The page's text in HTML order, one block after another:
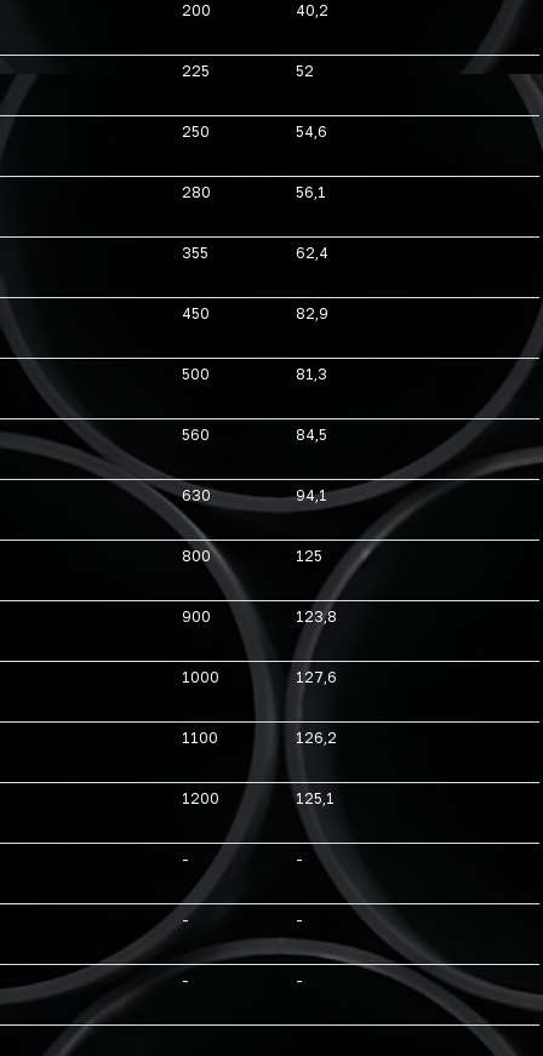
200 40,2
225 52
250 54,6
280 56,1
355 62,4
450 82,9
500 81,3
560 84,5
630 94,1
800 125
900 123,8
1000 127,6
1100 126,2
1200 125,1
- -
- -
- -